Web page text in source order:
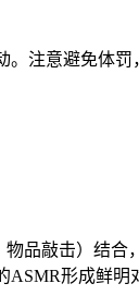
注意避免体罚
品敲击）结
形成鲜明